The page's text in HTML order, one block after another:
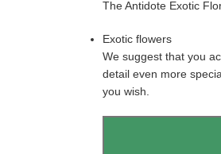
The Antidote Exotic
Exotic flowers
We suggest that you
detail even more
you wish.